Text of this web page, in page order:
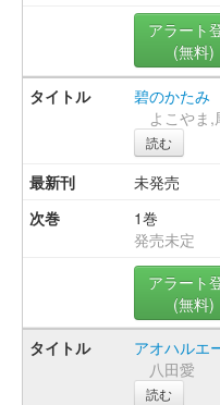
アラート
(無料)
碧のかたみ
よこやま
読む
未発売
1巻
発売未定
アラート
(無料)
アオハルエ
八田愛
読む